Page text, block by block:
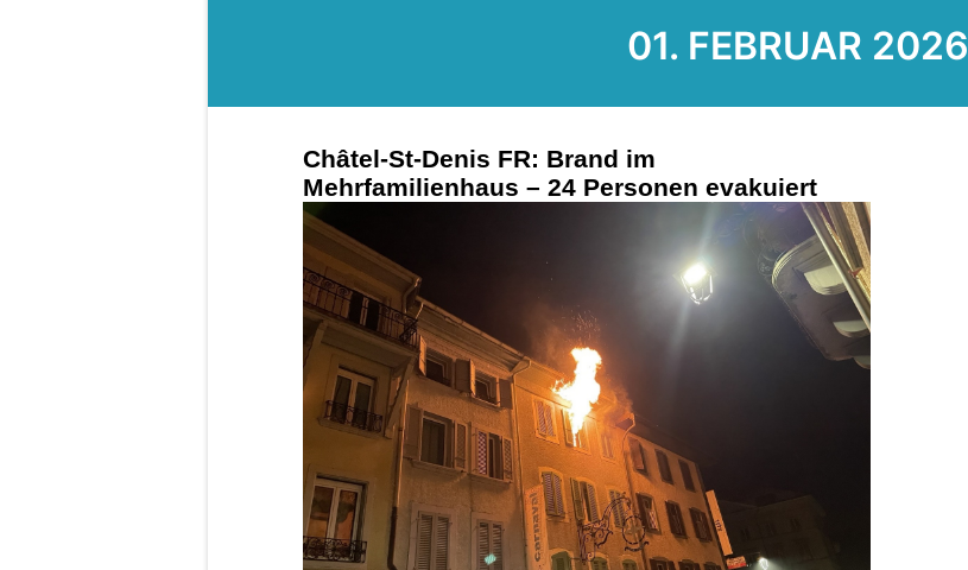
01. FEBRUAR 2026
Châtel-St-Denis FR: Brand im
Mehrfamilienhaus – 24 Personen evakuiert